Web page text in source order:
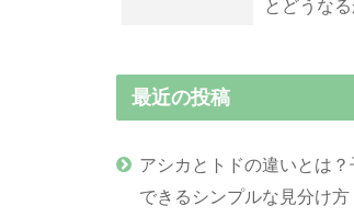
とどうな
最近の投稿
アシカとトドの違いとは
できるシンプルな見分け方